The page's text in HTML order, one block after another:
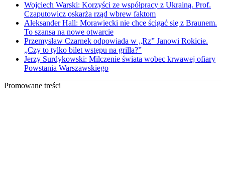
Wojciech Warski: Korzyści ze współpracy z Ukrainą. Prof.
Czaputowicz oskarża rząd wbrew faktom
Aleksander Hall: Morawiecki nie chce ścigać się z Braunem.
To szansa na nowe otwarcie
Przemysław Czarnek odpowiada w „Rz” Janowi Rokicie.
„Czy to tylko bilet wstępu na grilla?”
Jerzy Surdykowski: Milczenie świata wobec krwawej ofiary
Powstania Warszawskiego
Promowane treści